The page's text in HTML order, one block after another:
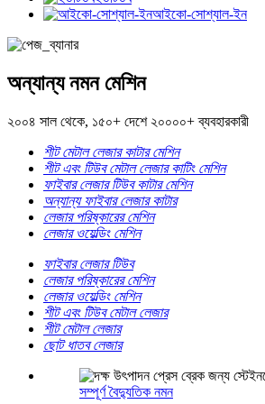
আইকো-সোশ্যাল-ইন
অন্যান্য নমন মেশিন
২০০৪ সাল থেকে, ১৫০+ দেশে ২০০০০+ ব্যবহারকারী
শীট মেটাল লেজার কাটার মেশিন
শীট এবং টিউব মেটাল লেজার কাটিং মেশিন
ফাইবার লেজার টিউব কাটার মেশিন
অন্যান্য ফাইবার লেজার কাটার
লেজার পরিষ্কারের মেশিন
লেজার ওয়েল্ডিং মেশিন
ফাইবার লেজার টিউব
লেজার পরিষ্কারের মেশিন
লেজার ওয়েল্ডিং মেশিন
শীট এবং টিউব মেটাল লেজার
শীট মেটাল লেজার
ছোট ধাতব লেজার
সম্পূর্ণ বৈদ্যুতিক নমন